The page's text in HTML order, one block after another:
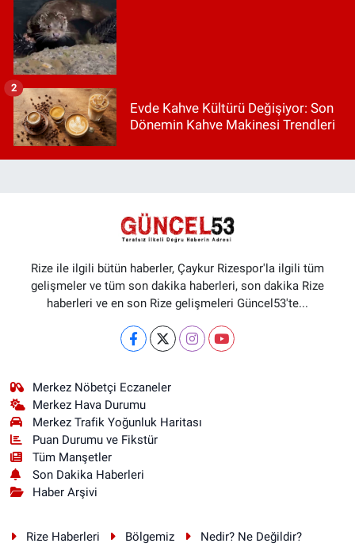
Evde Kahve Kültürü Değişiyor: Son
Dönemin Kahve Makinesi Trendleri
2
Rize ile ilgili bütün haberler, Çaykur Rizespor'la ilgili tüm
gelişmeler ve tüm son dakika haberleri, son dakika Rize
haberleri ve en son Rize gelişmeleri Güncel53'te...
Merkez Nöbetçi Eczaneler
Merkez Hava Durumu
Merkez Trafik Yoğunluk Haritası
Puan Durumu ve Fikstür
Tüm Manşetler
Son Dakika Haberleri
Haber Arşivi
Rize Haberleri Bölgemiz Nedir? Ne Değildir?